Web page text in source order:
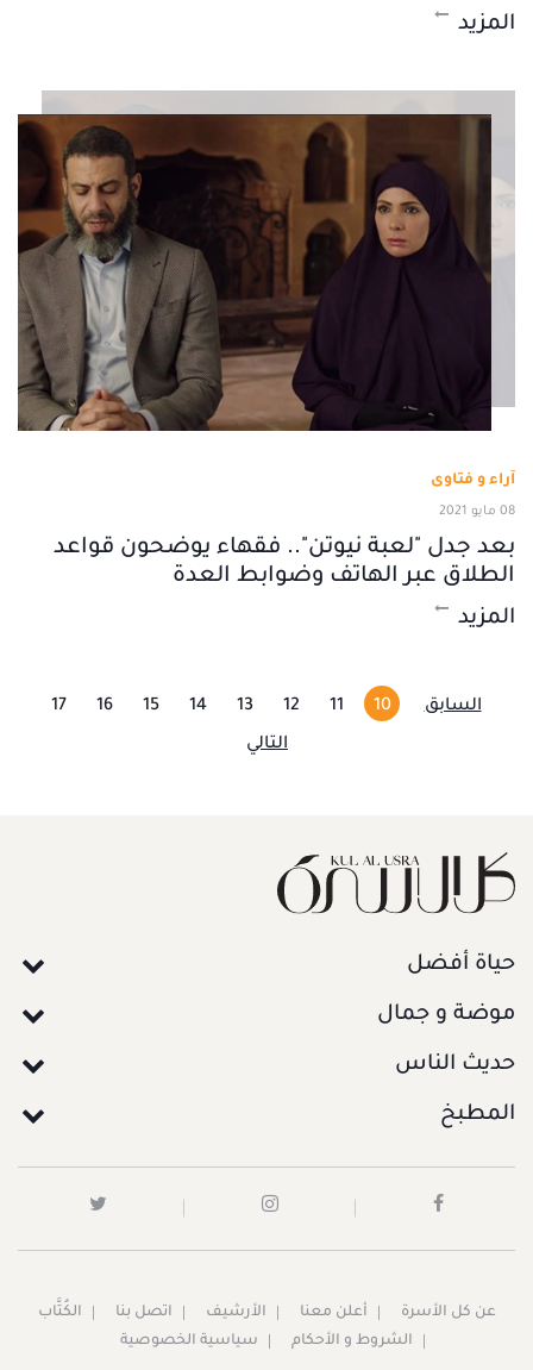
المزيد
آراء و فتاوى
08 مايو 2021
بعد جدل "لعبة نيوتن".. فقهاء يوضحون قواعد
الطلاق عبر الهاتف وضوابط العدة
المزيد
السابق 10
11
12
13
14
15
16
17
التالي
حياة أفضل
موضة و جمال
حديث الناس
المطبخ
عن كل الأسرة أعلن معنا الأرشيف اتصل بنا
الكُتَّاب
الشروط و الأحكام
سياسية الخصوصية